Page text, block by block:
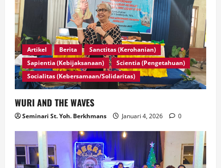
Artikel Berita
Sanctitas (Kerohanian)
Sapientia (Kebijaksanaan)
Scientia (Pengetahuan)
Socialitas (Kebersamaan/Solidaritas)
WURI AND THE WAVES
Seminari St. Yoh. Berkhmans Januari 4, 2026 0